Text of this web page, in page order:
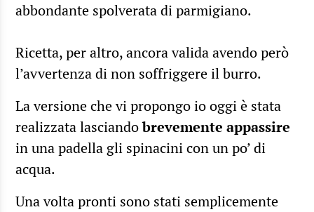
abbondante spolverata di parmigiano.
Ricetta, per altro, ancora valida avendo però
l’avvertenza di non soffriggere il burro.
La versione che vi propongo io oggi è stata
realizzata lasciandobrevemente appassire
in una padella gli spinacini con un po’ di
acqua.
Una volta pronti sono stati semplicemente